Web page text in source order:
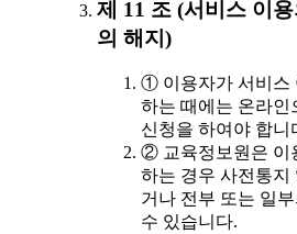
제 11 조 (서비스 이
의 해지)
① 이용자가 서비스
하는 때에는 온라인
신청을 하여야 합니
② 교육정보원은 이
하는 경우 사전통지
거나 전부 또는 일
수 있습니다.